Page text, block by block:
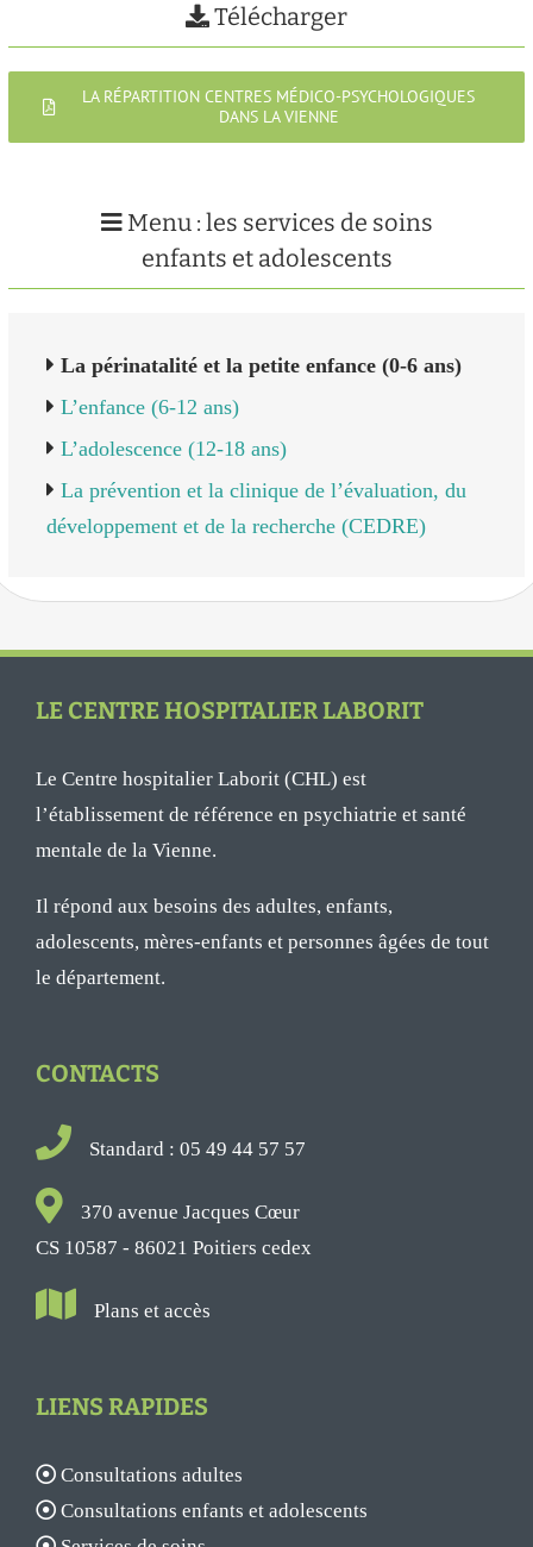
Télécharger
LA RÉPARTITION CENTRES MÉDICO-PSYCHOLOGIQUES
DANS LA VIENNE
Menu : les services de soins
enfants et adolescents
La périnatalité et la petite enfance (0-6 ans)
L’enfance (6-12 ans)
L’adolescence (12-18 ans)
La prévention et la clinique de l’évaluation, du
développement et de la recherche (CEDRE)
LE CENTRE HOSPITALIER LABORIT
Le Centre hospitalier Laborit (CHL) est
l’établissement de référence en psychiatrie et santé
mentale de la Vienne.
Il répond aux besoins des adultes, enfants,
adolescents, mères-enfants et personnes âgées de tout
le département.
CONTACTS
Standard : 05 49 44 57 57
370 avenue Jacques Cœur
CS 10587 - 86021 Poitiers cedex
Plans et accès
LIENS RAPIDES
Consultations adultes
Consultations enfants et adolescents